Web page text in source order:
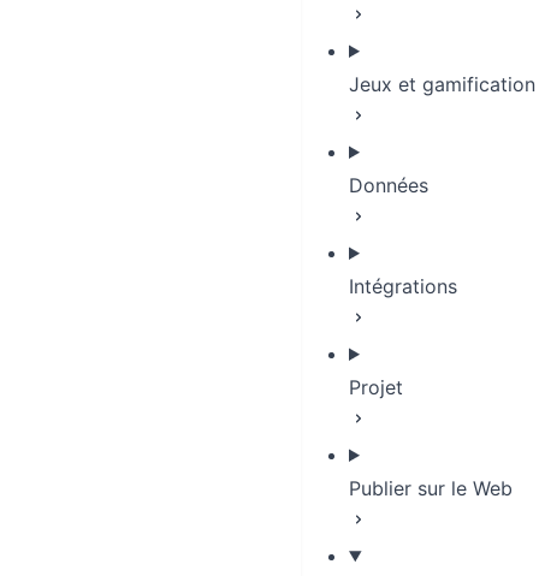
Jeux et gamification
Données
Intégrations
Projet
Publier sur le Web